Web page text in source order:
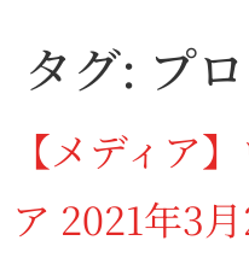
タグ: プ
【メディア
ア 2021年3